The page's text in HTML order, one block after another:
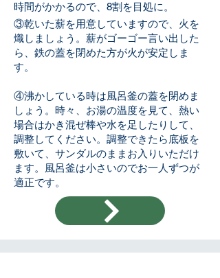
時間がかかるので、8割を目処に。
③乾いた薪を用意していますので、火を
熾しましょう。薪がゴーゴー言い出した
ら、鉄の蓋を閉めた方が火が安定しま
す。
④沸かしている時は風呂釜の蓋を閉めま
しょう。時々、お湯の温度を見て、熱い
場合はかき混ぜ棒や水を足したりして、
調整してください。調整できたら底板を
敷いて、サンダルのままお入りいただけ
ます。風呂釜は小さいのでお一人ずつが
適正です。